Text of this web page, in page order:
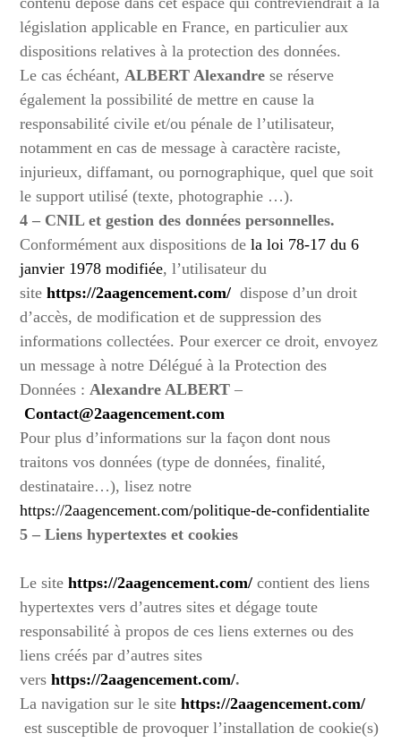
législation applicable en France, en particulier aux
dispositions relatives à la protection des données.
Le cas échéant,ALBERT Alexandre se réserve
également la possibilité de mettre en cause la
responsabilité civile et/ou pénale de l’utilisateur,
notamment en cas de message à caractère raciste,
injurieux, diffamant, ou pornographique, quel que soit
le support utilisé (texte, photographie …).
4 – CNIL et gestion des données personnelles.
Conformément aux dispositions dela loi 78-17 du 6
janvier 1978 modifiée, l’utilisateur du
sitehttps://2aagencement.com/ dispose d’un droit
d’accès, de modification et de suppression des
informations collectées. Pour exercer ce droit, envoyez
un message à notre Délégué à la Protection des
Données :Alexandre ALBERT –
Contact@2aagencement.com
Pour plus d’informations sur la façon dont nous
traitons vos données (type de données, finalité,
destinataire…), lisez notre
https://2aagencement.com/politique-de-confidentialite
5 – Liens hypertextes et cookies
Le sitehttps://2aagencement.com/ contient des liens
hypertextes vers d’autres sites et dégage toute
responsabilité à propos de ces liens externes ou des
liens créés par d’autres sites
vershttps://2aagencement.com/.
La navigation sur le sitehttps://2aagencement.com/
est susceptible de provoquer l’installation de cookie(s)